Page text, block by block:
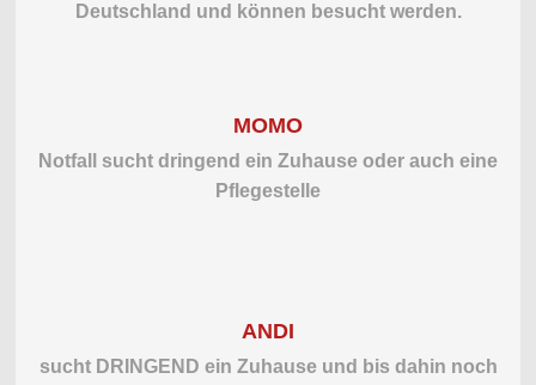
Deutschland und können besucht werden.
MOMO
Notfall sucht dringend ein Zuhause oder auch eine
Pflegestelle
ANDI
sucht DRINGEND ein Zuhause und bis dahin noch